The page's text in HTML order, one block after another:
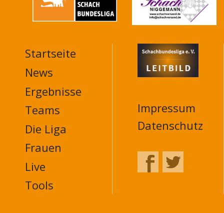
MAIN
NAVIGATION
FOOTER
Startseite
News
Ergebnisse
Teams
Die Liga
Frauen
Live
Tools
Impressum
Datenschutz